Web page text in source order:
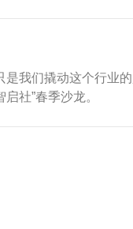
我们撬动这个行业
社”春季沙龙。